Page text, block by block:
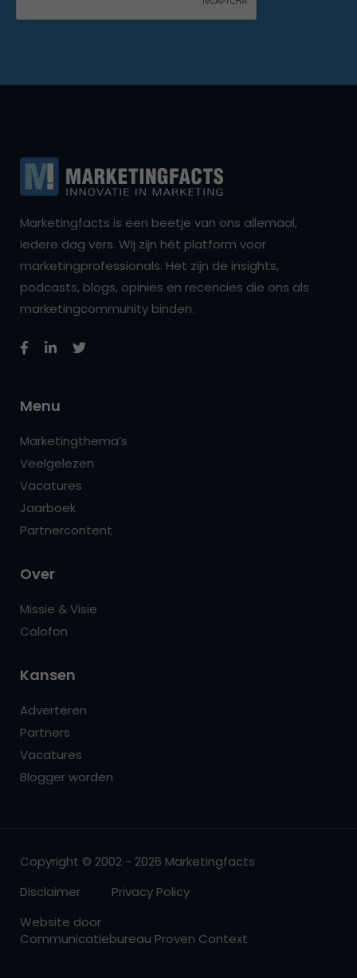
Marketingfacts is een beetje van ons allemaal,
iedere dag vers. Wij zijn hét platform voor
marketingprofessionals. Het zijn de insights,
podcasts, blogs, opinies en recencies die ons als
marketingcommunity binden.
Menu
Marketingthema’s
Veelgelezen
Vacatures
Jaarboek
Partnercontent
Over
Missie & Visie
Colofon
Kansen
Adverteren
Partners
Vacatures
Blogger worden
Copyright © 2002 - 2026 Marketingfacts
Disclaimer
Privacy Policy
Website door
Communicatiebureau Proven Context